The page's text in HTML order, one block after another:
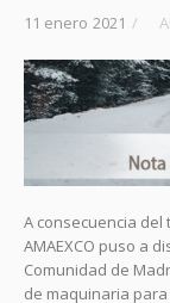
11 enero 2021 /
A consecuencia
AMAEXCO puso a
Comunidad de
de maquinaria